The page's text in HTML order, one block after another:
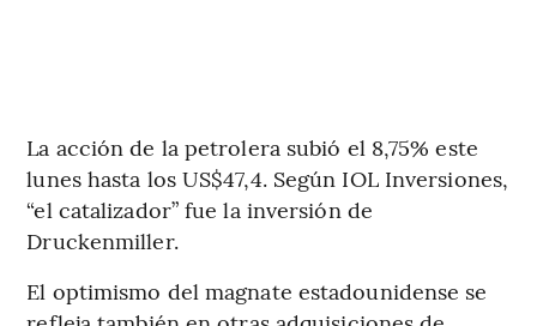
La acción de la petrolera subió el 8,75% este
lunes hasta los US$47,4. Según IOL Inversiones,
“el catalizador” fue la inversión de
Druckenmiller.
El optimismo del magnate estadounidense se